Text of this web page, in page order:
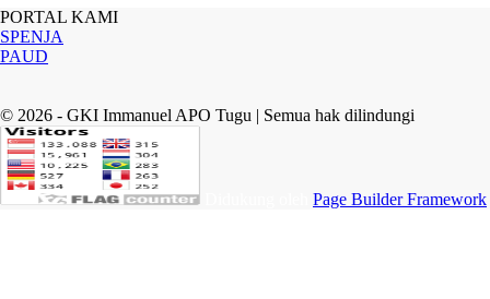
PORTAL KAMI
SPENJA
PAUD
© 2026 - GKI Immanuel APO Tugu | Semua hak dilindungi
Page Builder Framework